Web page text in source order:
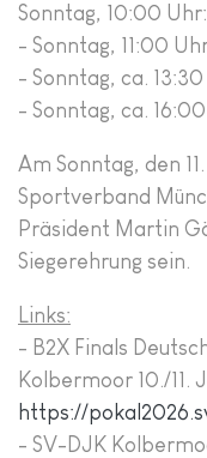
Sonntag, 10:00 Uhr:
- Sonntag, 11:00
- Sonntag, ca.
- Sonntag, ca.
Am Sonntag, den
Sportverband
Präsident Martin
Siegerehrung sein.
Links:
- B2X Finals
Kolbermoor 10./11.
https://
- SV-DJK